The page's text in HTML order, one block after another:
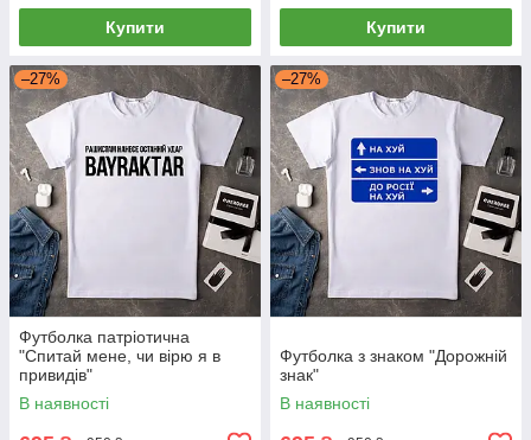
Купити Купити
–27%
Футболка патріотична
"Спитай мене, чи вірю я в
привидів"
В наявності
–27%
Футболка з знаком "Дорожній
знак"
В наявності